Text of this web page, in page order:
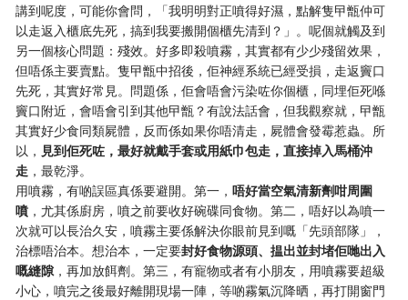
講到呢度，可能你會問，「我明明對正噴得好濕，點解隻曱甑仲可
以走返入櫃底先死，搞到我要搬開個櫃先清到？」。呢個就觸及到
另一個核心問題：殘效。好多即殺噴霧，其實都有少少殘留效果，
但唔係主要賣點。隻曱甑中招後，佢神經系統已經受損，走返竇口
先死，其實好常見。問題係，佢會唔會污染咗你個櫃，同埋佢死喺
竇口附近，會唔會引到其他曱甑？有說法話會，但我觀察就，曱甑
其實好少食同類屍體，反而係如果你唔清走，屍體會發霉惹蟲。所
以， 見到佢死咗，最好就戴手套或用紙巾包走，直接掉入馬桶沖
走 ，最乾淨。
用噴霧，有啲誤區真係要避開。第一，唔好當空氣清新劑咁周圍
噴 ，尤其係廚房，噴之前要收好碗碟同食物。第二，唔好以為噴一
次就可以長治久安，噴霧主要係解決你眼前見到嘅「先頭部隊」，
治標唔治本。想治本，一定要封好食物源頭、揾出並封堵佢哋出入
嘅縫隙，再加放餌劑。第三，有寵物或者有小朋友，用噴霧要超級
小心，噴完之後最好離開現場一陣，等啲霧氣沉降晒，再打開窗門